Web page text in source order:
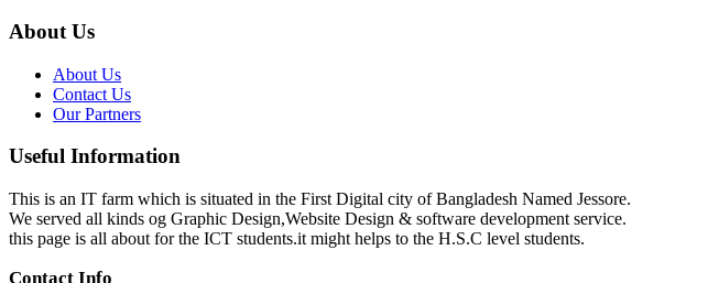
About Us
About Us
Contact Us
Our Partners
Useful Information
This is an IT farm which is situated in the First Digital city of Bangladesh Named Jessore.
We served all kinds og Graphic Design,Website Design & software development service.
this page is all about for the ICT students.it might helps to the H.S.C level students.
Contact Info